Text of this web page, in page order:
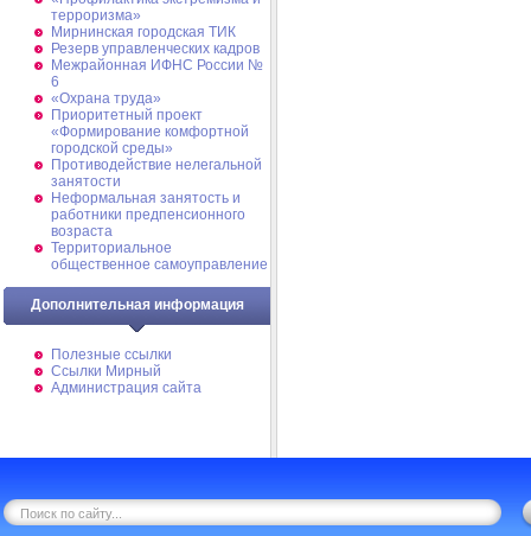
терроризма»
Мирнинская городская ТИК
Резерв управленческих кадров
Межрайонная ИФНС России №
6
«Охрана труда»
Приоритетный проект
«Формирование комфортной
городской среды»
Противодействие нелегальной
занятости
Неформальная занятость и
работники предпенсионного
возраста
Территориальное
общественное самоуправление
Дополнительная информация
Полезные ссылки
Ссылки Мирный
Администрация сайта